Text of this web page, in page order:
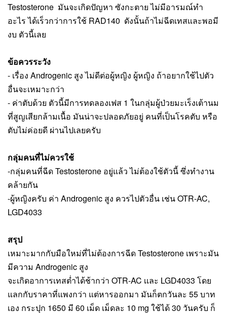
Testosterone  มันจะเกิดปัญหา ซังกะตาย ไม่มีอารมณ์ทำ
อะไร ได้เร็วกว่าการใช้ RAD140  ดังนั้นถ้าไม่ฉีดเทสและพอมี
งบ ตัวนี้เลย
ข้อควรระวัง
- เรื่อง Androgenic สูง ไม่ดีต่อผู้หญิง ผู้หญิง ถ้าอยากใช้ไปตัว
อื่นจะเหมาะกว่า
- ค่าตับด้วย ตัวนี้มีการทดลองเฟส 1 ในกลุ่มผู้ป่วยมะเร็งเต้านม
ที่สูญเสียกล้ามเนื้อ มันน่าจะปลอดภัยอยู่ คนที่เป็นโรคตับ หรือ
ตับไม่ค่อยดี ผ่านไปเลยครับ
กลุ่มคนที่ไม่ควรใช้
-กลุ่มคนที่ฉีด Testosterone อยู่แล้ว ไม่ต้องใช้ตัวนี้ ซึ่งทำงาน
คล้ายกัน
-ผู้หญิงครับ ค่า Androgenic สูง ควรไปตัวอื่น เช่น OTR-AC,
LGD4033
สรุป
เหมาะมากกับมือใหม่ที่ไม่ต้องการฉีด Testosterone เพราะมัน
มีความ Androgenic สูง
จะเกิดอาการเทสต่ำได้ช้ากว่า OTR-AC เเละ LGD4033 โดย
แลกกับราคาที่แพงกว่า แต่หารออกมา มันก็ตกวันละ 55 บาท
เอง กระปุก 1650 มี 60 เม็ด เม็ดละ 10 mg ใช้ได้ 30 วันครับ ก็